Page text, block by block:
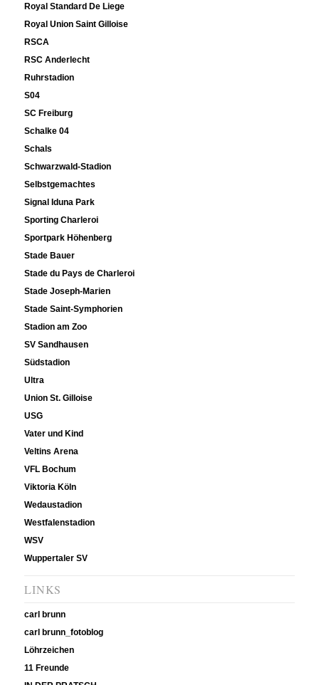
Royal Standard De Liege
Royal Union Saint Gilloise
RSCA
RSC Anderlecht
Ruhrstadion
S04
SC Freiburg
Schalke 04
Schals
Schwarzwald-Stadion
Selbstgemachtes
Signal Iduna Park
Sporting Charleroi
Sportpark Höhenberg
Stade Bauer
Stade du Pays de Charleroi
Stade Joseph-Marien
Stade Saint-Symphorien
Stadion am Zoo
SV Sandhausen
Südstadion
Ultra
Union St. Gilloise
USG
Vater und Kind
Veltins Arena
VFL Bochum
Viktoria Köln
Wedaustadion
Westfalenstadion
WSV
Wuppertaler SV
LINKS
carl brunn
carl brunn_fotoblog
Löhrzeichen
11 Freunde